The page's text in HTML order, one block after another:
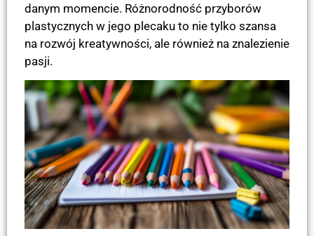
danym momencie. Różnorodność przyborów
plastycznych w jego plecaku to nie tylko szansa
na rozwój kreatywności, ale również na znalezienie
pasji.